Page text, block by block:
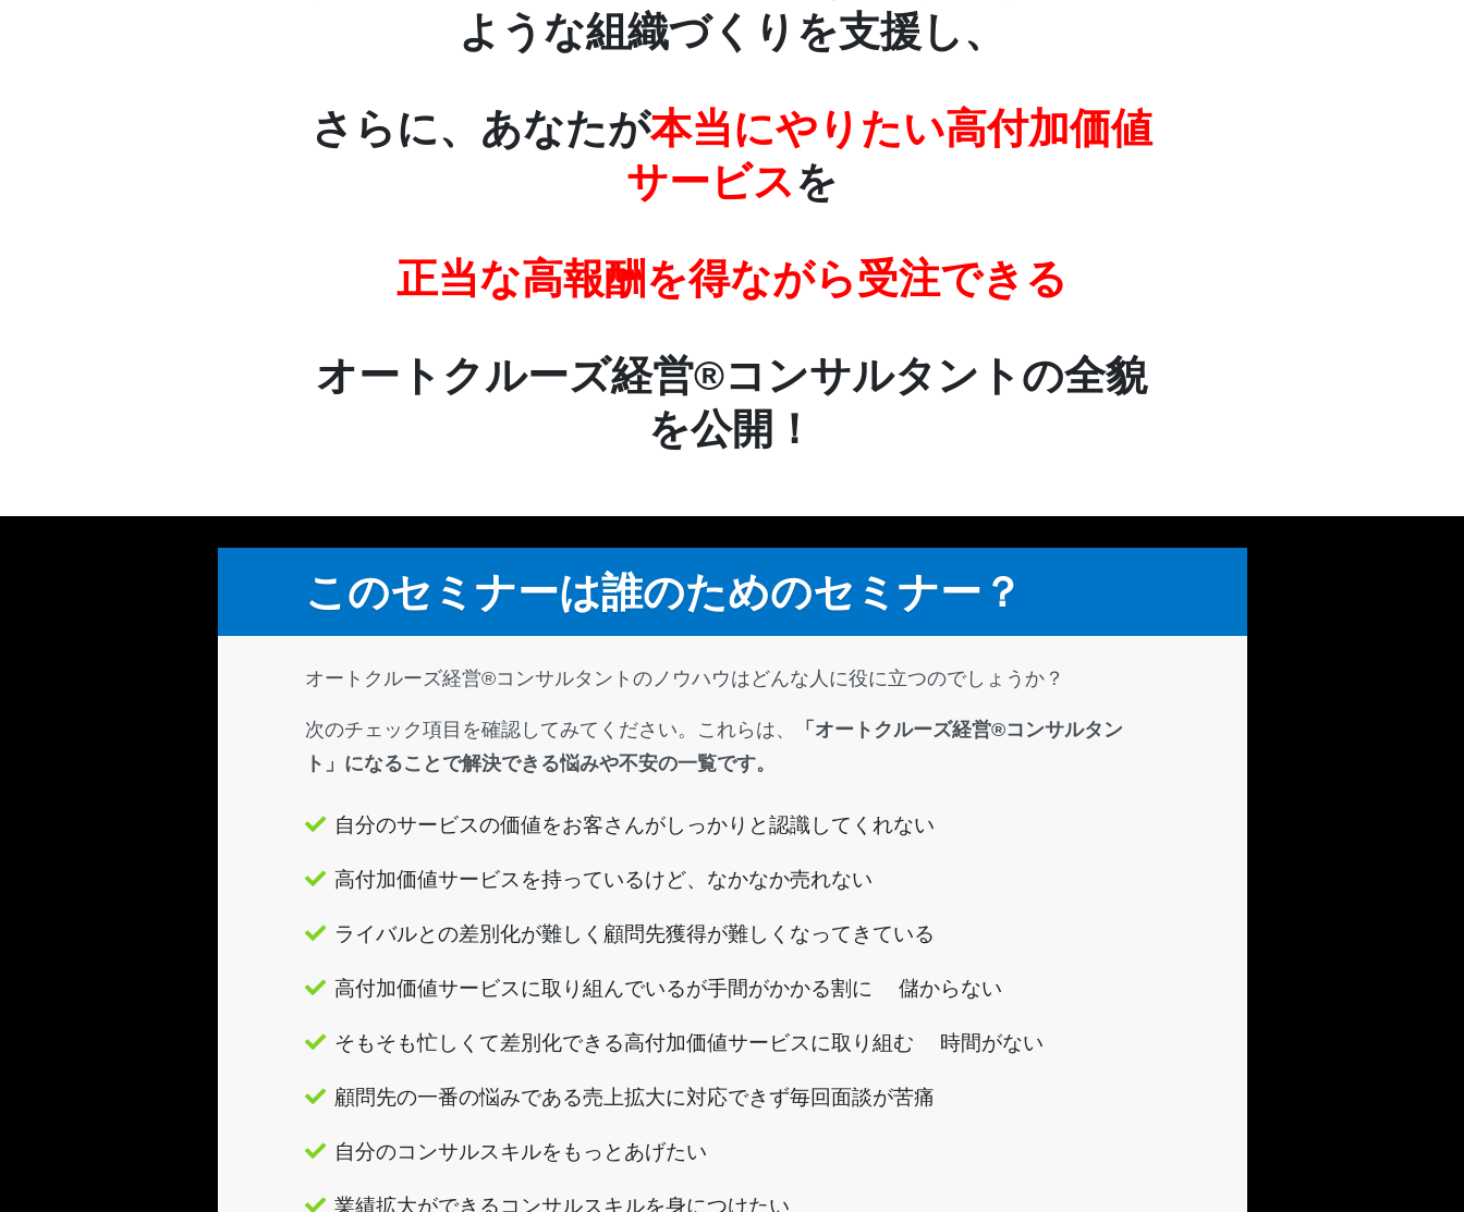
ような組織づくりを支援し、
さらに、あなたが本当にやりたい高付加価値
サービスを
正当な高報酬を得ながら受注できる
オートクルーズ経営®︎コンサルタントの全貌
を公開！
このセミナーは誰のためのセミナー？
オートクルーズ経営®︎コンサルタントのノウハウはどんな人に役に立つのでしょうか？
次のチェック項目を確認してみてください。これらは、
「オートクルーズ経営®︎コンサルタン
ト」になることで解決できる悩みや不安の一覧です。
自分のサービスの価値をお客さんがしっかりと認識してくれない
高付加価値サービスを持っているけど、なかなか売れない
ライバルとの差別化が難しく顧問先獲得が難しくなってきている
高付加価値サービスに取り組んでいるが手間がかかる割に 儲からない
そもそも忙しくて差別化できる高付加価値サービスに取り組む 時間がない
顧問先の一番の悩みである売上拡大に対応できず毎回面談が苦痛
自分のコンサルスキルをもっとあげたい
業績拡大ができるコンサルスキルを身につけたい